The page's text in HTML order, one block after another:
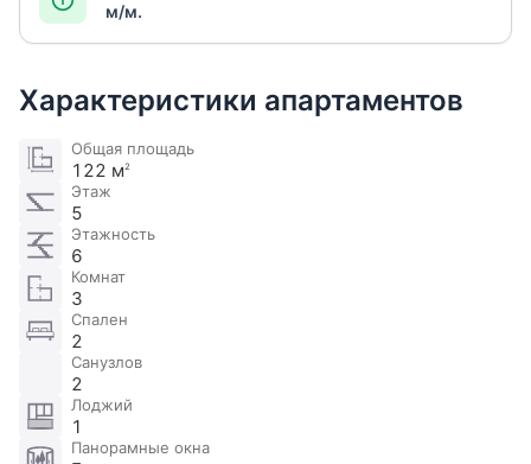
м/м.
Характеристики апартаментов
Общая площадь
122 м2
Этаж
5
Этажность
6
Комнат
3
Спален
2
Санузлов
2
Лоджий
1
Панорамные окна